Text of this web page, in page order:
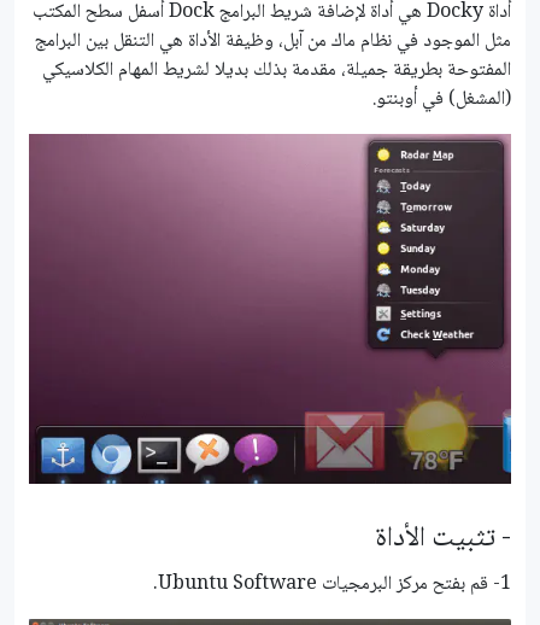
أداة Docky هي أداة لإضافة شريط البرامج Dock أسفل سطح المكتب
مثل الموجود في نظام ماك من آبل، وظيفة الأداة هي التنقل بين البرامج
المفتوحة بطريقة جميلة، مقدمة بذلك بديلا لشريط المهام الكلاسيكي
(المشغل) في أوبنتو.
- تثبيت الأداة
1- قم بفتح مركز البرمجيات Ubuntu Software.